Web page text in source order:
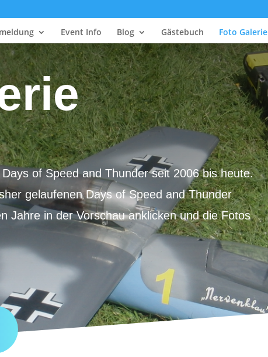
Event Info Blog Gästebuch Foto Galerie
of Speed and Thunder seit 2006 bis heute.
gelaufenen Days of Speed and Thunder
Jahre in der Vorschau anklicken und die Fotos